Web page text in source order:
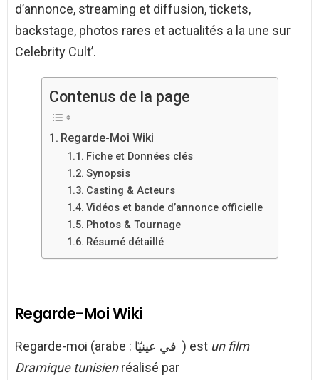
d’annonce, streaming et diffusion, tickets,
backstage, photos rares et actualités a la une sur
Celebrity Cult’.
Contenus de la page
Regarde-Moi Wiki
Fiche et Données clés
Synopsis
Casting & Acteurs
Vidéos et bande d’annonce officielle
Photos & Tournage
Résumé détaillé
Regarde-Moi Wiki
Regarde-moi (arabe : في عينيّا ) est un film
Dramique tunisienréalisé par